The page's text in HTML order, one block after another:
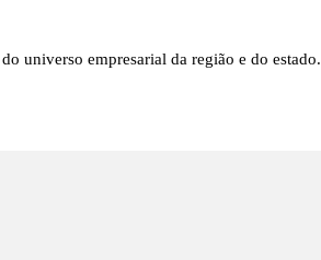
universo empresarial da região e do estado.